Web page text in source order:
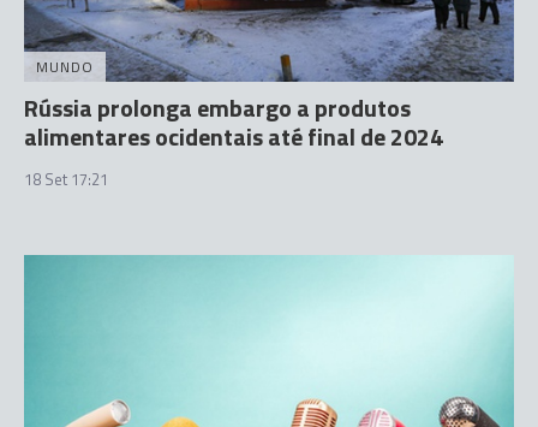
MUNDO
Rússia prolonga embargo a produtos
alimentares ocidentais até final de 2024
18 Set 17:21